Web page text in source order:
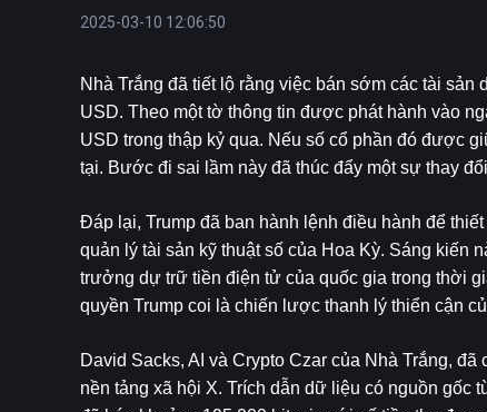
2025-03-10 12:06:50
Nhà Trắng đã tiết lộ rằng việc bán sớm các tài sản
USD. Theo một tờ thông tin được phát hành vào
USD trong thập kỷ qua. Nếu số cổ phần đó được
tại. Bước đi sai lầm này đã thúc đẩy một sự thay
Đáp lại, Trump đã ban hành lệnh điều hành để
quản lý tài sản kỹ thuật số của Hoa Kỳ. Sáng kiến
trưởng dự trữ tiền điện tử của quốc gia trong thời
quyền Trump coi là chiến lược thanh lý thiển cận
David Sacks, AI và Crypto Czar của Nhà Trắng,
nền tảng xã hội X. Trích dẫn dữ liệu có nguồn gốc